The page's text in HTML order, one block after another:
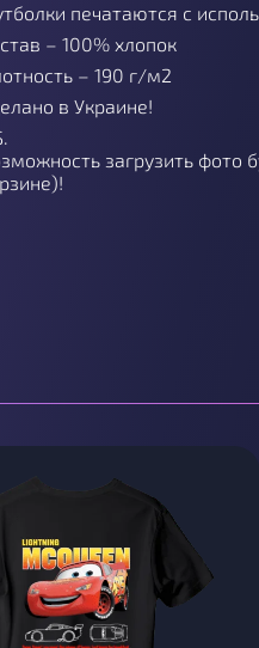
печатаются с
– 100% хлопок
– 190 г/м2
в Украине!
загрузить фото